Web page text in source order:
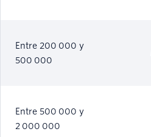
Entre 200 000 y
500 000
Entre 500 000 y
2 000 000